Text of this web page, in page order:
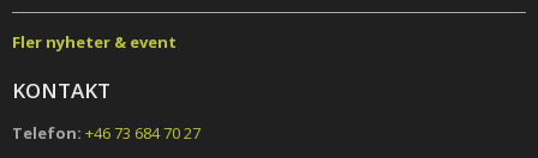
Fler nyheter & event
KONTAKT
Telefon: +46 73 684 70 27